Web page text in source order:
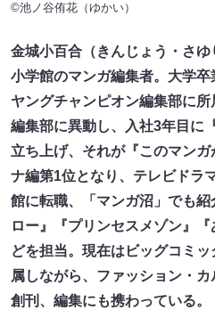
©池ノ谷侑花（ゆかい）
金城小百合（きんじょう・さゆ
小学館のマンガ編集者。大学卒
ヤングチャンピオン編集部に
編集部に異動し、入社3年目に
立ち上げ、それが『このマン
ナ編第1位となり、テレビドラ
館に転職、「マンガ沼」でも
ロー』『プリンセスメゾン』
どを担当。現在はビッグコミ
属しながら、ファッション・
創刊、編集にも携わっている。